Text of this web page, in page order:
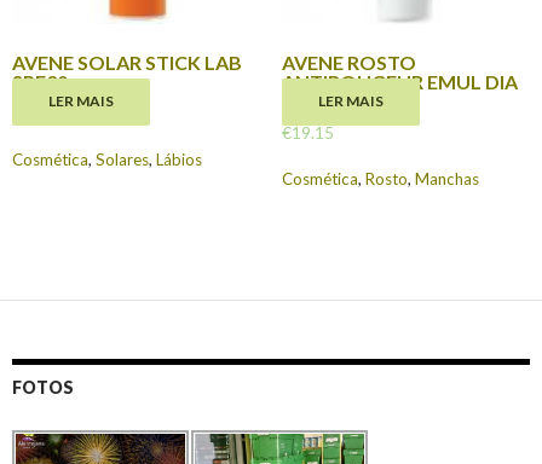
AVENE SOLAR STICK LAB
SPF30
8.80
LER MAIS
Cosmética, Solares, Lábios
AVENE ROSTO
ANTIROUGEUR EMUL DIA
40ML
€19.15
LER MAIS
Cosmética, Rosto, Manchas
FOTOS